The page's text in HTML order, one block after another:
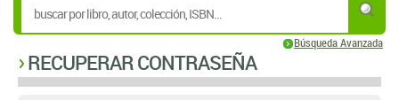
Búsqueda Avanzada
RECUPERAR CONTRASEÑA